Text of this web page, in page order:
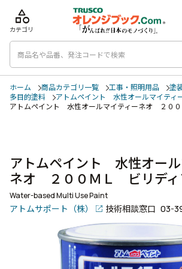
category
カテゴリ
ホーム 商品カテゴリ一覧 工事・照明用品 塗
多目的塗料
アトムペイント 水性オールマイティ
アトムペイント 水性オールマイティーネオ ２０
アトムペイント 水性オール
ネオ ２００ＭＬ ビリデ
Water-based Multi Use Paint
アトムサポート（株） 技術相談窓口 03-